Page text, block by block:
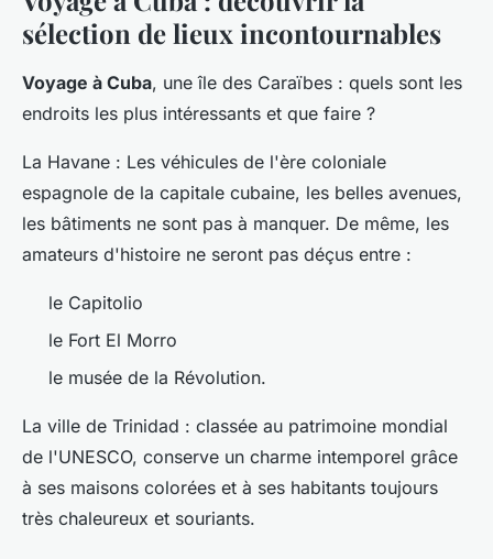
sélection de lieux incontournables
Voyage à Cuba, une île des Caraïbes : quels sont les
endroits les plus intéressants et que faire ?
La Havane : Les véhicules de l'ère coloniale
espagnole de la capitale cubaine, les belles avenues,
les bâtiments ne sont pas à manquer. De même, les
amateurs d'histoire ne seront pas déçus entre :
le Capitolio
le Fort El Morro
le musée de la Révolution.
La ville de Trinidad : classée au patrimoine mondial
de l'UNESCO, conserve un charme intemporel grâce
à ses maisons colorées et à ses habitants toujours
très chaleureux et souriants.